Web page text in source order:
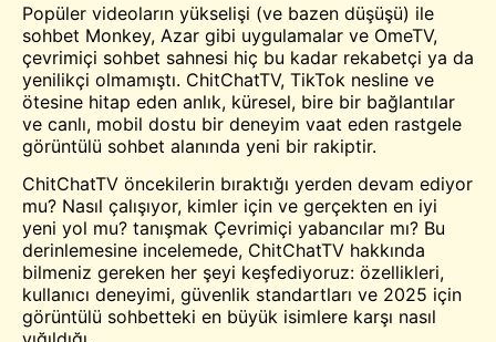
Popüler videoların yükselişi (ve bazen düşüşü) ile
sohbet Monkey, Azar gibi uygulamalar ve OmeTV,
çevrimiçi sohbet sahnesi hiç bu kadar rekabetçi ya da
yenilikçi olmamıştı. ChitChatTV, TikTok nesline ve
ötesine hitap eden anlık, küresel, bire bir bağlantılar
ve canlı, mobil dostu bir deneyim vaat eden rastgele
görüntülü sohbet alanında yeni bir rakiptir.
ChitChatTV öncekilerin bıraktığı yerden devam ediyor
mu? Nasıl çalışıyor, kimler için ve gerçekten en iyi
yeni yol mu? tanışmak Çevrimiçi yabancılar mı? Bu
derinlemesine incelemede, ChitChatTV hakkında
bilmeniz gereken her şeyi keşfediyoruz: özellikleri,
kullanıcı deneyimi, güvenlik standartları ve 2025 için
görüntülü sohbetteki en büyük isimlere karşı nasıl